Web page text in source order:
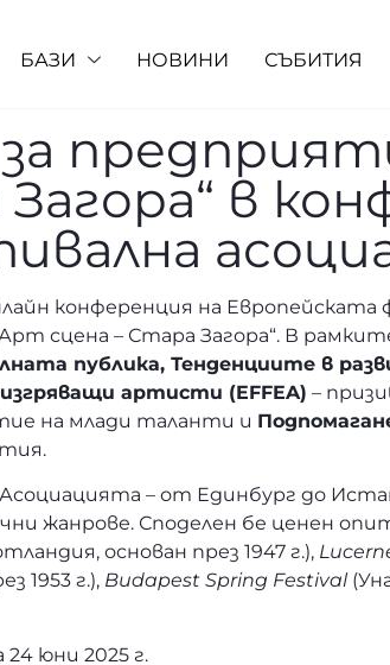
БАЗИ НОВИНИ СЪБИТИЯ
в
конференция на
сцена – Стара Загора“. В
публика, Тенденциите в
артисти (EFFEA) –
на млади таланти и
– от Единбург до
жанрове. Споделен бе ценен
основан през 1947 г.),
1953 г.), Budapest Spring Festival
юни 2025 г.